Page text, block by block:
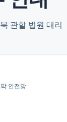
관할 법원 대리
안전망